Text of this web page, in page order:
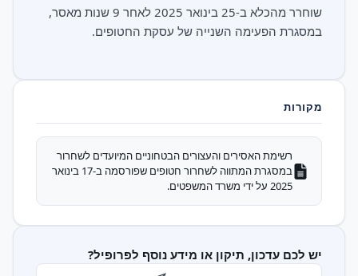
שוחרר מהכלא ב-25 בינואר 2025 לאחר 9 שנות מאסר,
במסגרת הפעימה השנייה של עסקת החטופים.
מקורות
רשימת האסירים והעצורים הבטחוניים המיועדים לשחרור
במסגרת המתווה לשחרור חטופים שפורסמה ב-17 בינואר
2025 על ידי משרד המשפטים.
יש לכם עדכון, תיקון או מידע נוסף לפרופיל?